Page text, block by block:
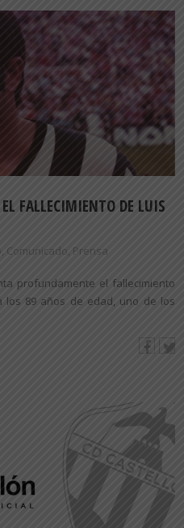
FALLECIMIENTO DE LUIS
, Comunicado, Prensa
profundamente el fallecimiento
los 89 años de edad, uno de los